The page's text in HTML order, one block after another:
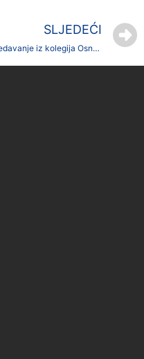
SLJEDEĆI
Predavanje iz kolegija Osnovni principi odgoja i obrazovanja kod prof. dr. sc. Antee Čilić